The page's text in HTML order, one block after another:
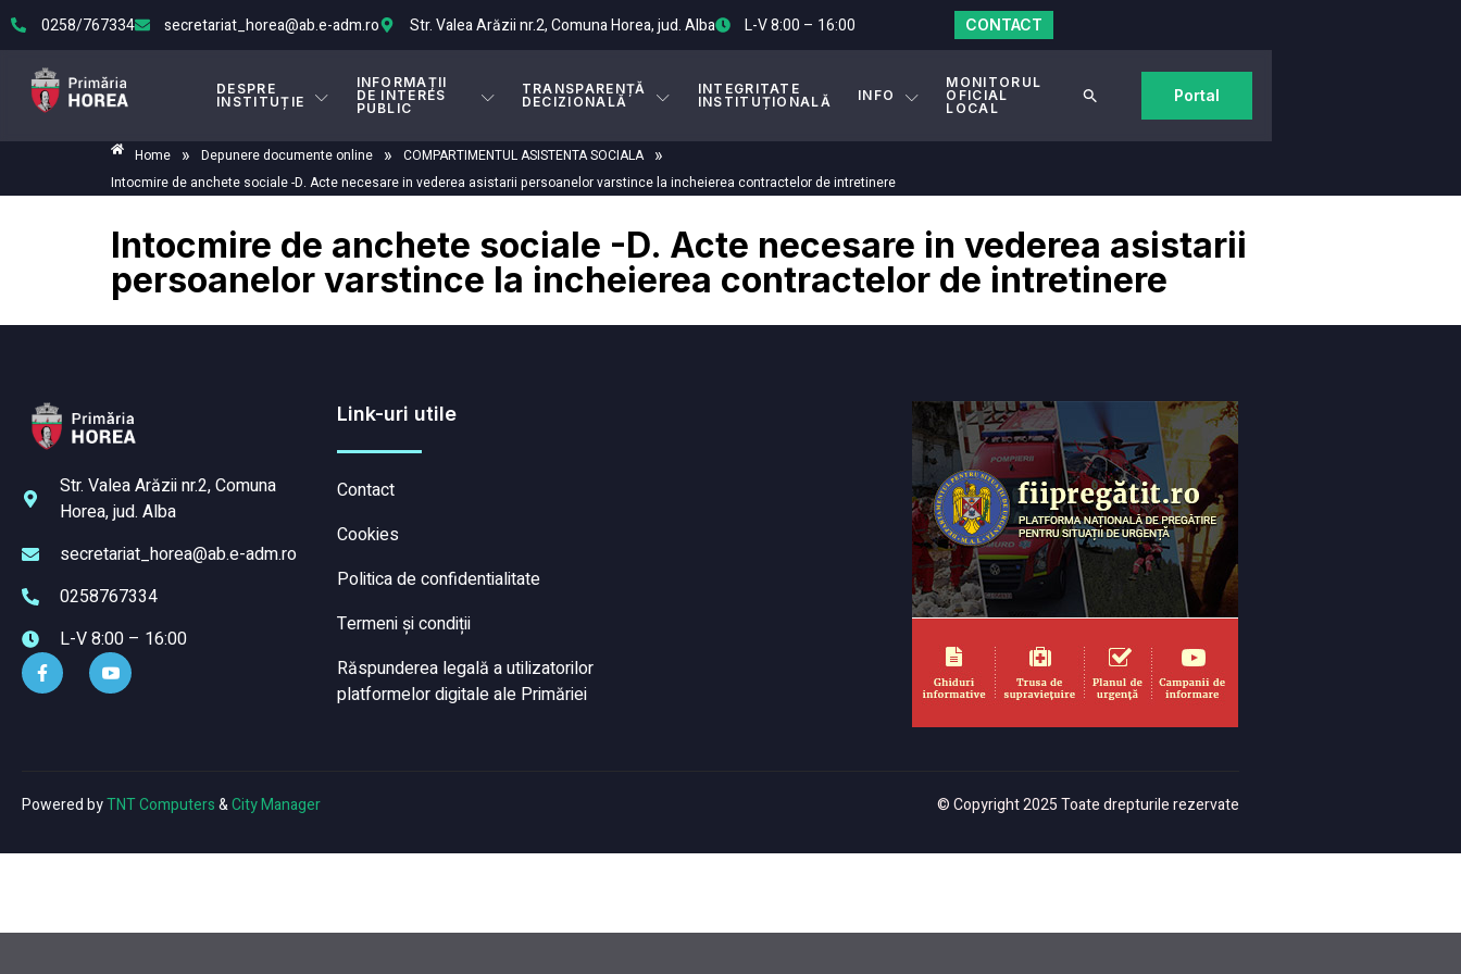
0258/767334 secretariat_horea@ab.e-adm.ro Str. Valea Arăzii nr.2, Comuna Horea, jud. Alba L-V 8:00 – 16:00 CONTACT
DESPRE
INSTITUȚIE
INFORMAȚII
DE INTERES
PUBLIC
TRANSPARENȚĂ
DECIZIONALĂ
INTEGRITATE
INSTITUȚIONALĂ
INFO
MONITORUL
OFICIAL
LOCAL
Portal
Home » Depunere documente online » COMPARTIMENTUL ASISTENTA SOCIALA »
Intocmire de anchete sociale -D. Acte necesare in vederea asistarii persoanelor varstince la incheierea contractelor de intretinere
Intocmire de anchete sociale -D. Acte necesare in vederea asistarii
persoanelor varstince la incheierea contractelor de intretinere
Str. Valea Arăzii nr.2, Comuna
Horea, jud. Alba
secretariat_horea@ab.e-adm.ro
0258767334
L-V 8:00 – 16:00
Link-uri utile
Contact
Cookies
Politica de confidentialitate
Termeni și condiții
Răspunderea legală a utilizatorilor
platformelor digitale ale Primăriei
Powered byTNT Computers&City Manager © Copyright 2025 Toate drepturile rezervate